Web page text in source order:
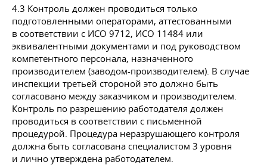
4.3 Контроль должен проводиться только
подготовленными операторами, аттестованными
в соответствии с ИСО 9712, ИСО 11484 или
эквивалентными документами и под руководством
компетентного персонала, назначенного
производителем (заводом-производителем). В случае
инспекции третьей стороной это должно быть
согласовано между заказчиком и производителем.
Контроль по разрешению работодателя должен
проводиться в соответствии с письменной
процедурой. Процедура неразрушающего контроля
должна быть согласована специалистом 3 уровня
и лично утверждена работодателем.